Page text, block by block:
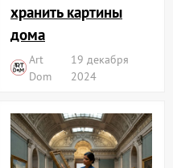
хранить картины
дома
Art
Dom
19 декабря
2024